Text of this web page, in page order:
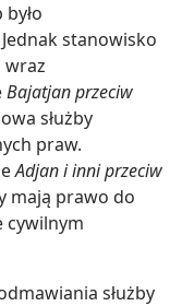
stanowisko
wraz
Bajatjan przeciw
służby
praw.
Adjan i inni przeciw
mają prawo do
cywilnym
służby